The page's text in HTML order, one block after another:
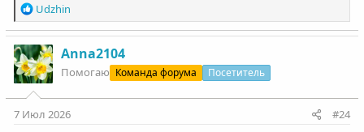
Р
е
а
к
ц
и
и
:
Udzhin
Anna2104
Помогаю Команда форума Посетитель
7 Июл 2026 #24